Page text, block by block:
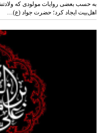
به حسب بعضی روایات مولودی که
اهل‌بیت ایجاد کرد؛ حضرت جواد (ع)…